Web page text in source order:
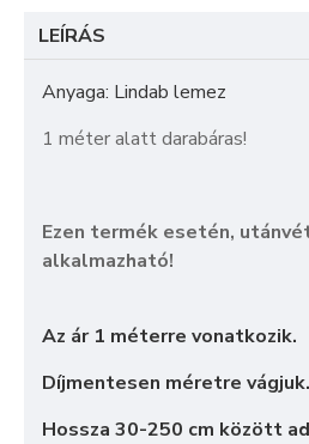
LEÍRÁS
Anyaga: Lindab lemez
1 méter alatt darabáras!
Ezen termék esetén,
alkalmazható!
Az ár 1 méterre vonatkozik.
Díjmentesen méretre vágjuk.
Hossza 30-250 cm között